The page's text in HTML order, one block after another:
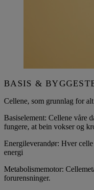
BASIS &
Cellene, som grunnlag for
Basiselement: Cellene våre
fungere, at bein vokser og
Energileverandør: Hver
energi
Metabolismemotor:
forurensninger.